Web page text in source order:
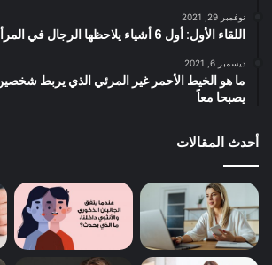
نوفمبر 29, 2021
اللقاء الأول: أول 6 أشياء يلاحظها الرجال في المرأة
ديسمبر 6, 2021
ما هو الخيط الأحمر غير المرئي الذي يربط
يصبحا معاً
أحدث المقالات